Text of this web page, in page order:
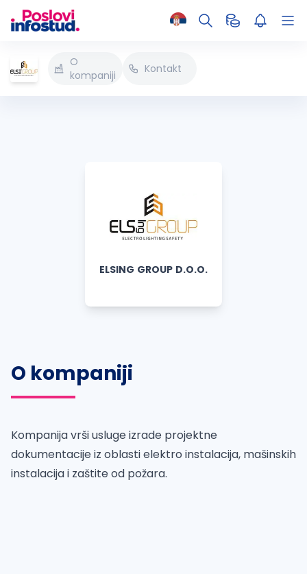
O
kompaniji
Kontakt
ELSING GROUP D.O.O.
O kompaniji
Kompanija vrši usluge izrade projektne
dokumentacije iz oblasti elektro instalacija, mašinskih
instalacija i zaštite od požara.